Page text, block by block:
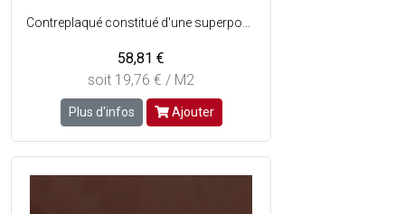
58,81 €
soit 19,76 € / M2
Plus d'infos Ajouter